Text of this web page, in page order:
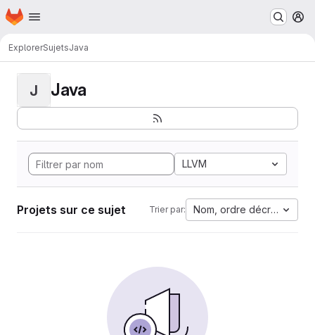
Passer au contenu principal
Page d'accueil
ExplorerSujetsJava
J Java
LLVM
Projets sur ce sujet Trier par: Nom, ordre décroissant